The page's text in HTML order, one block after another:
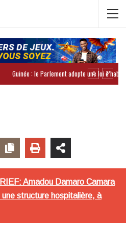
Amadou Damaro Camara
structure hospitalière, à